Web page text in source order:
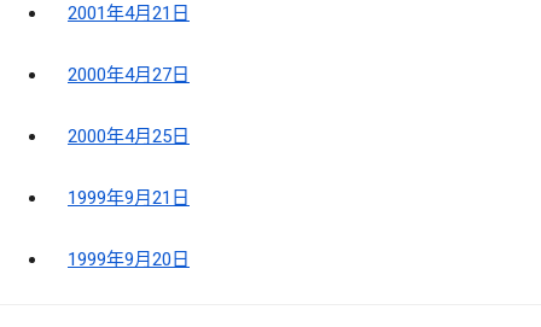
2001年4月21日
2000年4月27日
2000年4月25日
1999年9月21日
1999年9月20日